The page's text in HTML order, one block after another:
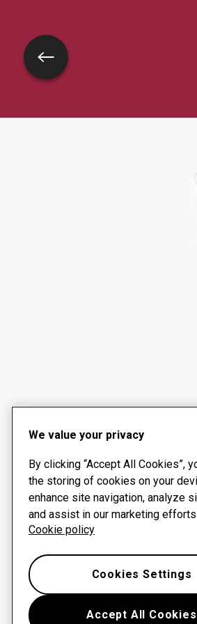
Wróć
We value your privacy
By clicking “Accept All Cookies”,
the storing of cookies on your
enhance site navigation, analyze
and assist in our marketing efforts.
Cookie policy
Accept All Cookies
Cookies Settings